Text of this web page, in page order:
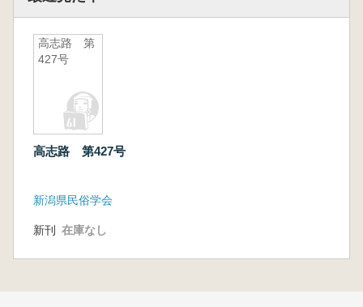
高志路 第
427号
高志路 第427号
新潟県民俗学会
新刊 在庫なし